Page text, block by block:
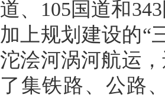
道、 105国道和
加上规划建设的“
沱浍河涡河航运
了集铁路、公路